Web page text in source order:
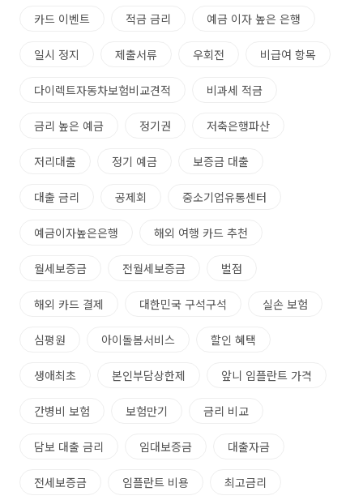
카드 이벤트 적금 금리 예금 이자 높은 은행
일시 정지 제출서류 우회전 비급여 항목
다이렉트자동차보험비교견적 비과세 적금
금리 높은 예금 정기권 저축은행파산
저리대출 정기 예금 보증금 대출
대출 금리 공제회 중소기업유통센터
예금이자높은은행 해외 여행 카드 추천
월세보증금 전월세보증금 벌점
해외 카드 결제 대한민국 구석구석 실손 보험
심평원 아이돌봄서비스 할인 혜택
생애최초 본인부담상한제 앞니 임플란트 가격
간병비 보험 보험만기 금리 비교
담보 대출 금리 임대보증금 대출자금
전세보증금 임플란트 비용 최고금리